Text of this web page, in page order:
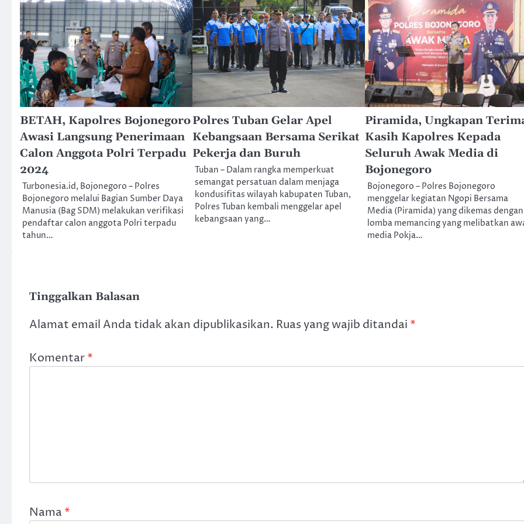
BETAH, Kapolres Bojonegoro
Awasi Langsung Penerimaan
Calon Anggota Polri Terpadu
2024
Turbonesia.id, Bojonegoro – Polres
Bojonegoro melalui Bagian Sumber Daya
Manusia (Bag SDM) melakukan verifikasi
pendaftar calon anggota Polri terpadu
tahun…
Polres Tuban Gelar Apel
Kebangsaan Bersama Serikat
Pekerja dan Buruh
Tuban – Dalam rangka memperkuat
semangat persatuan dalam menjaga
kondusifitas wilayah kabupaten Tuban,
Polres Tuban kembali menggelar apel
kebangsaan yang…
Piramida, Ungkapan
Kasih Kapolres Kepada
Seluruh Awak Media di
Bojonegoro
Bojonegoro – Polres Bojonegoro
menggelar kegiatan Ngopi Bersama
Media (Piramida) yang dikemas dengan
lomba memancing yang melibatkan
media Pokja…
Tinggalkan Balasan
Alamat email Anda tidak akan dipublikasikan. Ruas yang wajib ditandai *
Komentar*
Nama *